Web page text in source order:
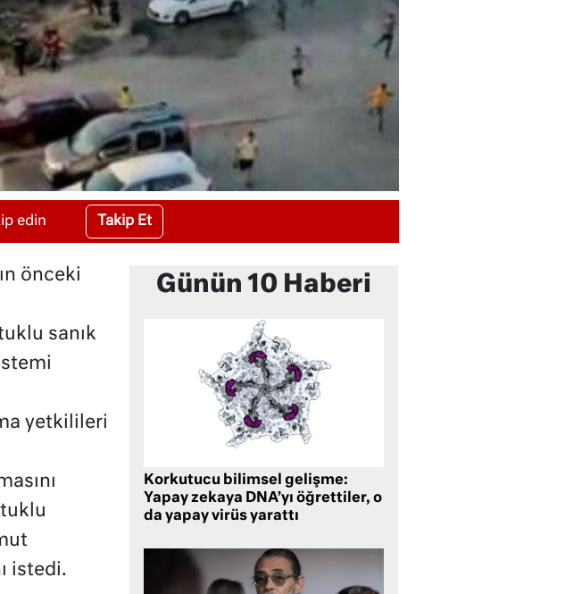
edin Takip Et
önceki
sanık
yetkilileri
istedi.
Günün 10 Haberi
Korkutucu bilimsel gelişme:
Yapay zekaya DNA’yı öğrettiler, o
da yapay virüs yarattı